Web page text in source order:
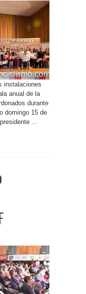
instalaciones
anual de la
durante
domingo 15 de
...